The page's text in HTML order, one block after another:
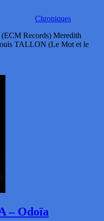
Chroniques
Records) Meredith
TALLON (Le Mot et le
– Odoïa